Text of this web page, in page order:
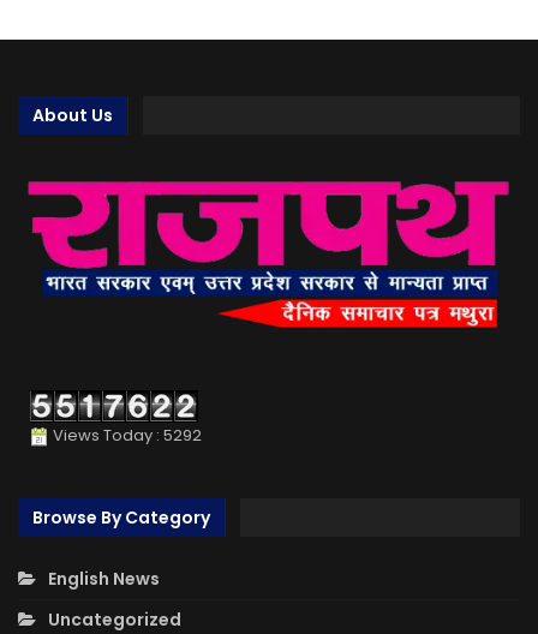
About Us
Views Today : 5292
Browse By Category
English News
Uncategorized